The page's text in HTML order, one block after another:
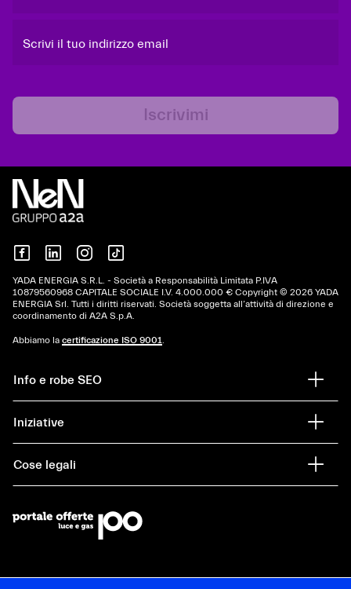
Scrivi il tuo indirizzo email
Iscrivimi
YADA ENERGIA S.R.L. - Società a Responsabilità Limitata P.IVA
10879560968 CAPITALE SOCIALE I.V. 4.000.000 € Copyright © 2026 YADA
ENERGIA Srl. Tutti i diritti riservati. Società soggetta all’attività di direzione e
coordinamento di A2A S.p.A.
Abbiamo la certificazione ISO 9001
Info e robe SEO
Iniziative
Cose legali